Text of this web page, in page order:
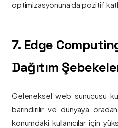
optimizasyonuna da pozitif
7. Edge
Dağıtım
Geleneksel web sunucusu
barındırılır ve dünyaya
konumdaki kullanıcılar için